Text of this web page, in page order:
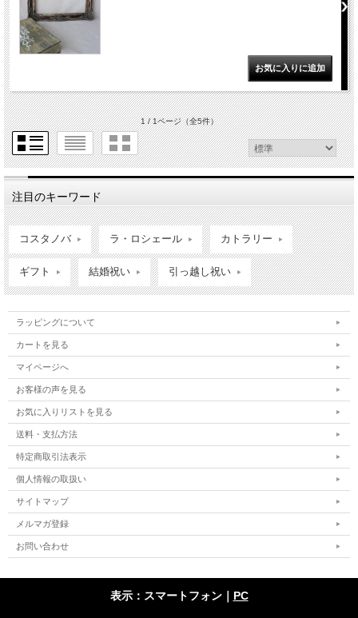
1 / 1ページ（全5件）
注目のキーワード
コスタノバ ラ・ロシェール カトラリー
ギフト 結婚祝い 引っ越し祝い
ラッピングについて
カートを見る
マイページへ
お客様の声を見る
お気に入りリストを見る
送料・支払方法
特定商取引法表示
個人情報の取扱い
サイトマップ
メルマガ登録
お問い合わせ
表示：スマートフォン｜ PC